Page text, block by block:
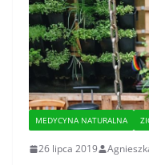
MEDYCYNA NATURALNA
26 lipca 2019